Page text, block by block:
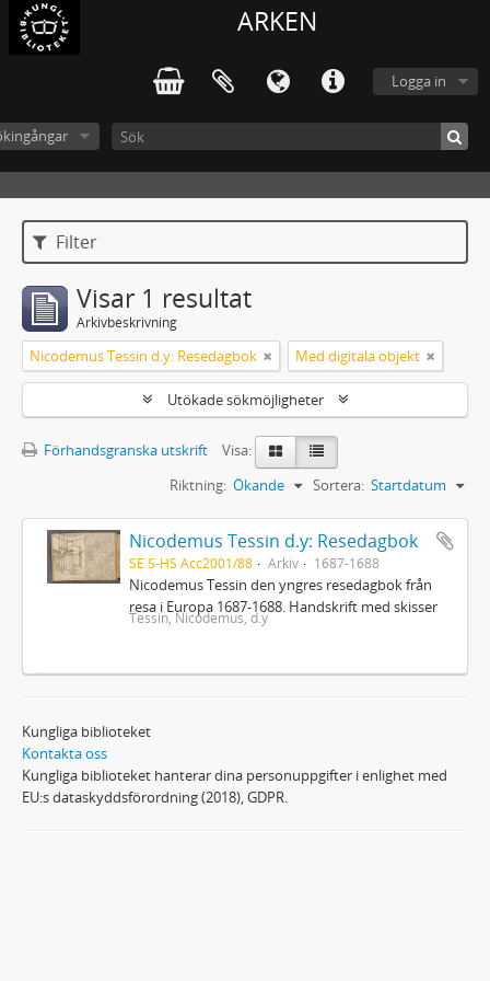
ARKEN
Logga in
Filter
Visar 1 resultat
Arkivbeskrivning
Nicodemus Tessin d.y: Resedagbok Med digitala objekt
Utökade sökmöjligheter
Förhandsgranska utskrift
Visa:
Sortera: Startdatum
Riktning: Ökande
Nicodemus Tessin d.y: Resedagbok
SE S-HS Acc2001/88 Arkiv 1687-1688
Nicodemus Tessin den yngres resedagbok från
resa i Europa 1687-1688. Handskrift med skisser
Tessin, Nicodemus, d.y
Kungliga biblioteket
Kontakta oss
Kungliga biblioteket hanterar dina personuppgifter i enlighet med
EU:s dataskyddsförordning (2018), GDPR.